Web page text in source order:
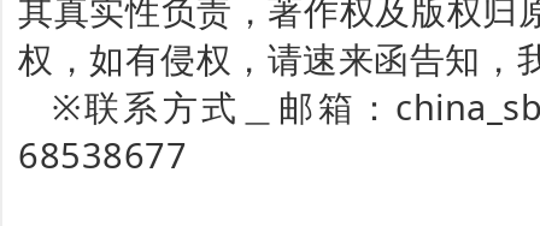
其真实性负责，著作权及版权归
权，如有侵权，请速来函告知，
※联系方式＿邮箱：
68538677